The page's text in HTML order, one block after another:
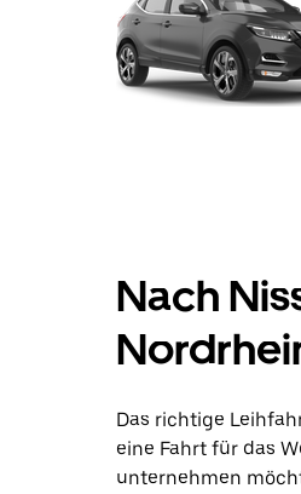
Nach
Das richtige
eine Fahrt für das
unternehmen